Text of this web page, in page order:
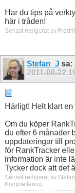
Har du tips på
här i tråden!
Senast redigerat av
Stefan_J sa:
2011-08-22
Härligt! Helt klart
Om du köper
du efter 6 månader
uppdateringar till
för RankTracker
information är inte
Tycker dock att det
Senast redigerat av
Komplettering.